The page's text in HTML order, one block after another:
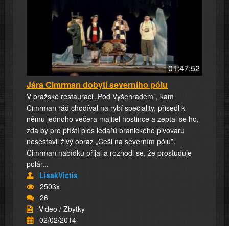
01:47:52
Jára Cimrman dobytí severního pólu
V pražské restauraci „Pod Vyšehradem”, kam
Cimrman rád chodíval na rybí speciality, přisedl k
němu jednoho večera majitel hostince a zeptal se ho,
zda by pro příští ples ledařů branického pivovaru
nesestavil živý obraz „Češi na severním pólu”.
Cimrman nabídku přijal a rozhodl se, že prostuduje
polár...
LisakVictis
2503x
26
Video / Zbytky
02/02/2014